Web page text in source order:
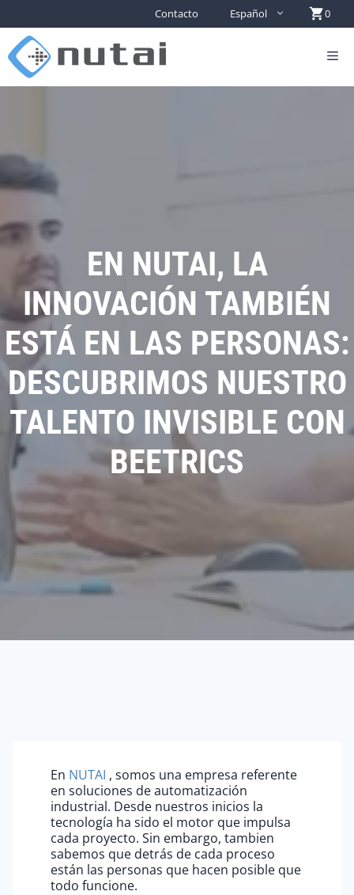
Contacto Español 0
EN NUTAI, LA
INNOVACIÓN TAMBIÉN
ESTÁ EN LAS PERSONAS:
DESCUBRIMOS NUESTRO
TALENTO INVISIBLE CON
BEETRICS
En NUTAI , somos una empresa referente
en soluciones de automatización
industrial. Desde nuestros inicios la
tecnología ha sido el motor que impulsa
cada proyecto. Sin embargo, tambien
sabemos que detrás de cada proceso
están las personas que hacen posible que
todo funcione.